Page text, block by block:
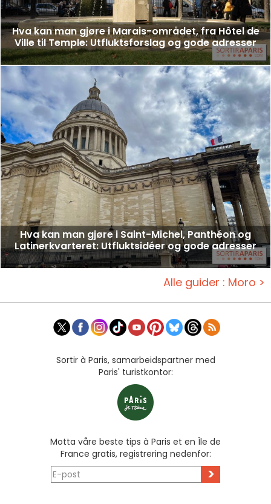
Hva kan man gjøre i Marais-området, fra Hôtel de
Ville til Temple: Utfluktsforslag og gode adresser
Hva kan man gjøre i Saint-Michel, Panthéon og
Latinerkvarteret: Utfluktsidéer og gode adresser
Alle guider : Moro >
Sortir à Paris, samarbeidspartner med
Paris' turistkontor:
Motta våre beste tips à Paris et en Île de
France gratis, registrering nedenfor:
>